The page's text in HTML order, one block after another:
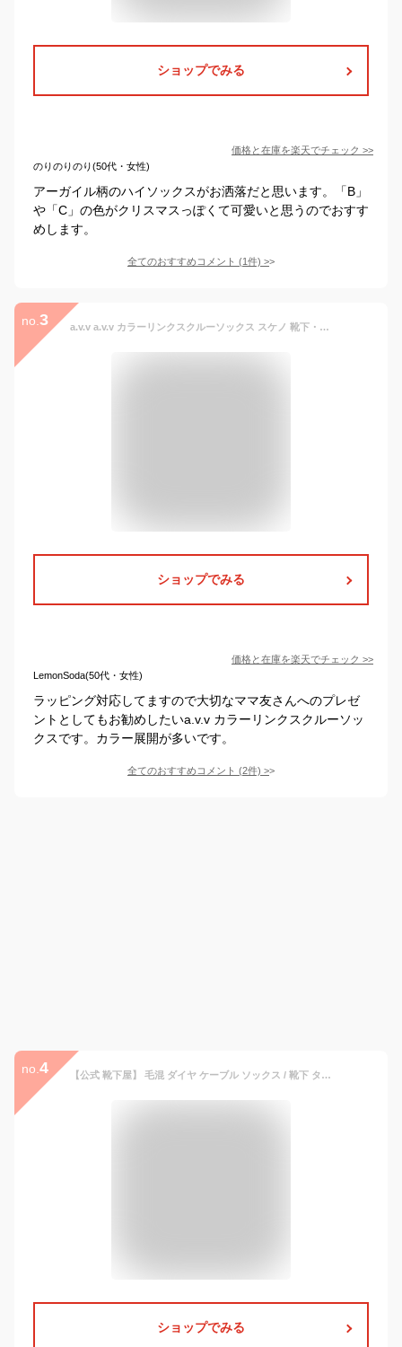
ショップでみる
価格と在庫を楽天でチェック >>
のりのりのり(50代・女性)
アーガイル柄のハイソックスがお洒落だと思います。「B」
や「C」の色がクリスマスっぽくて可愛いと思うのでおすす
めします。
全てのおすすめコメント (1件) >
no. 3 a.v.v a.v.v カラーリンクスクルーソックス スケノ 靴下・レッグウェア 靴下 ブラウン ネイビー グレー ブラック ホワイト レッド
ショップでみる
価格と在庫を楽天でチェック >>
LemonSoda(50代・女性)
ラッピング対応してますので大切なママ友さんへのプレゼ
ントとしてもお勧めしたいa.v.v カラーリンクスクルーソッ
クスです。カラー展開が多いです。
全てのおすすめコメント (2件) >
no. 4 【公式 靴下屋】 毛混 ダイヤ ケーブル ソックス / 靴下 タビオ Tabio くつ下 クルー 毛混 ウール ウール混 秋 冬 カラバリ豊富 白 黒 グレー レディース 日本製
ショップでみる